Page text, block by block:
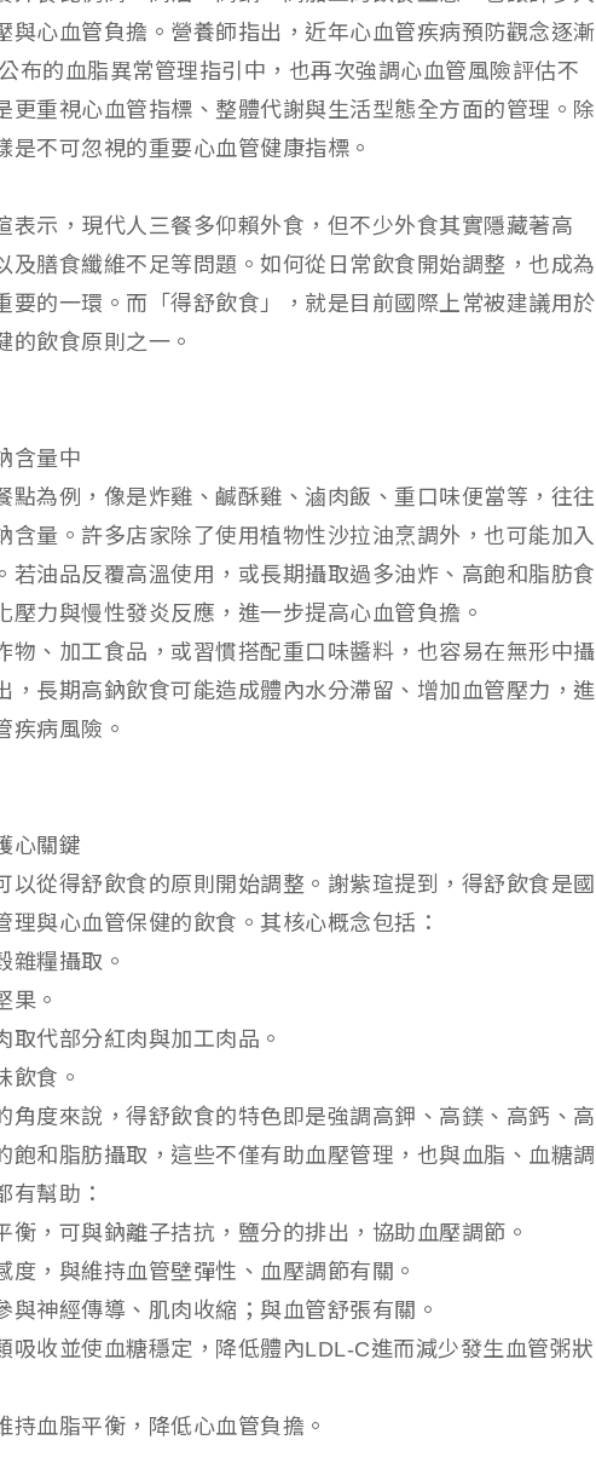
與心血管負擔。營養師指出，近年心血管疾病預防觀念逐漸
布的血脂異常管理指引中，也再次強調心血管風險評估不
更重視心血管指標、整體代謝與生活型態全方面的管理。除
是不可忽視的重要心血管健康指標。
表示，現代人三餐多仰賴外食，但不少外食其實隱藏著高
及膳食纖維不足等問題。如何從日常飲食開始調整，也成為
要的一環。而「得舒飲食」，就是目前國際上常被建議用於
的飲食原則之一。
含量中
點為例，像是炸雞、鹹酥雞、滷肉飯、重口味便當等，往往
含量。許多店家除了使用植物性沙拉油烹調外，也可能加入
若油品反覆高溫使用，或長期攝取過多油炸、高飽和脂肪食
壓力與慢性發炎反應，進一步提高心血管負擔。
物、加工食品，或習慣搭配重口味醬料，也容易在無形中攝
，長期高鈉飲食可能造成體內水分滯留、增加血管壓力，進
疾病風險。
心關鍵
以從得舒飲食的原則開始調整。謝紫瑄提到，得舒飲食是國
理與心血管保健的飲食。其核心概念包括：
雜糧攝取。
果。
取代部分紅肉與加工肉品。
飲食。
角度來說，得舒飲食的特色即是強調高鉀、高鎂、高鈣、高
飽和脂肪攝取，這些不僅有助血壓管理，也與血脂、血糖調
有幫助：
衡，可與鈉離子拮抗，鹽分的排出，協助血壓調節。
度，與維持血管壁彈性、血壓調節有關。
與神經傳導、肌肉收縮；與血管舒張有關。
吸收並使血糖穩定，降低體內LDL-C進而減少發生血管粥狀
持血脂平衡，降低心血管負擔。